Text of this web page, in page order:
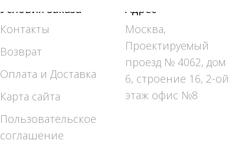
Условия заказа
Контакты
Возврат
Оплата и Доставка
Карта сайта
Пользовательское
соглашение
Адрес
Москва,
Проектируемый
проезд № 4062, дом
6, строение 16, 2-ой
этаж офис №8